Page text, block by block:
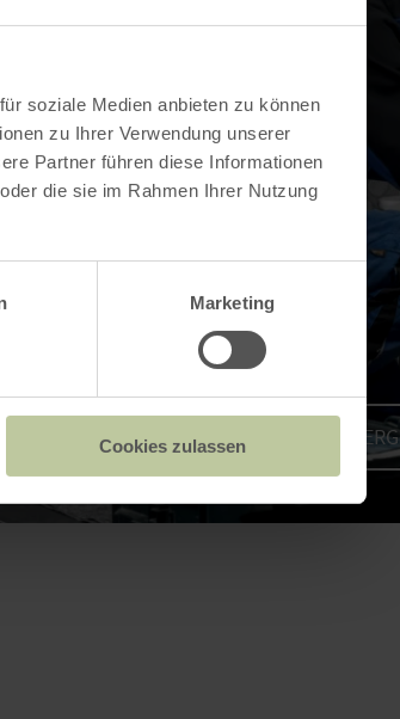
soziale Medien anbieten zu können
zu Ihrer Verwendung unserer
Partner führen diese Informationen
die sie im Rahmen Ihrer Nutzung
Marketing
Cookies zulassen BILD